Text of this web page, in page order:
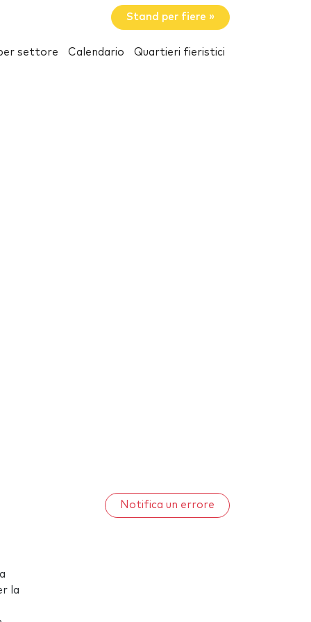
Stand per fiere »
settore Calendario Quartieri fieristici
Notifica un errore
la